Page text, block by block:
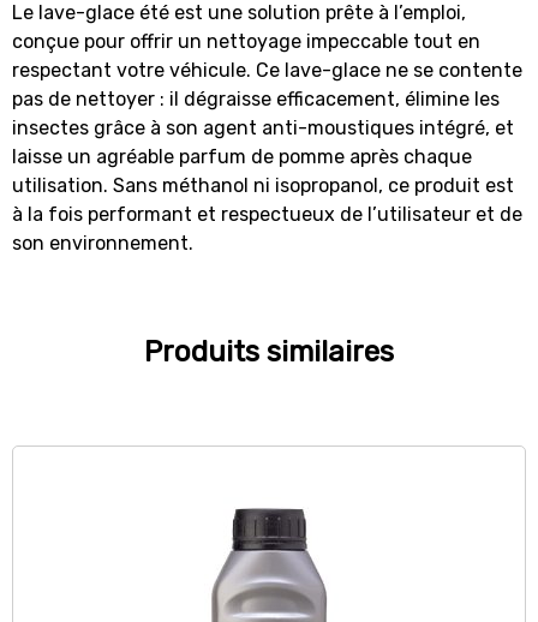
Le lave-glace été est une solution prête à l’emploi,
conçue pour offrir un nettoyage impeccable tout en
respectant votre véhicule. Ce lave-glace ne se contente
pas de nettoyer : il dégraisse efficacement, élimine les
insectes grâce à son agent anti-moustiques intégré, et
laisse un agréable parfum de pomme après chaque
utilisation. Sans méthanol ni isopropanol, ce produit est
à la fois performant et respectueux de l’utilisateur et de
son environnement.
Produits similaires